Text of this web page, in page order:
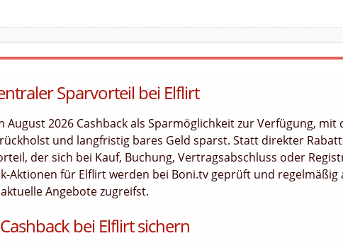
Sparvorteil bei Elflirt
August 2026 Cashback als Sparmöglichkeit zur Verfügung, mit
und langfristig bares Geld sparst. Statt direkter
der sich bei Kauf, Buchung, Vertragsabschluss oder
Aktionen für Elflirt werden bei Boni.tv geprüft und regelmäßig
Angebote zugreifst.
bei Elflirt sichern